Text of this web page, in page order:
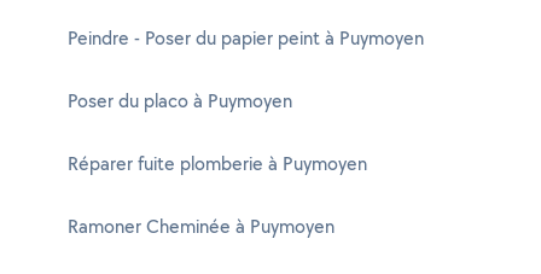
Peindre - Poser du papier peint à Puymoyen
Poser du placo à Puymoyen
Réparer fuite plomberie à Puymoyen
Ramoner Cheminée à Puymoyen